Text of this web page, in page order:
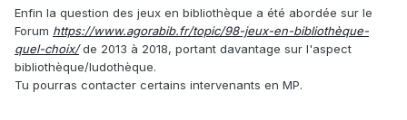
Enfin la question des jeux en bibliothèque a été abordée sur le
Forum https://www.agorabib.fr/topic/98-jeux-en-bibliothèque-
quel-choix/ de 2013 à 2018, portant davantage sur l'aspect
bibliothèque/ludothèque.
Tu pourras contacter certains intervenants en MP.